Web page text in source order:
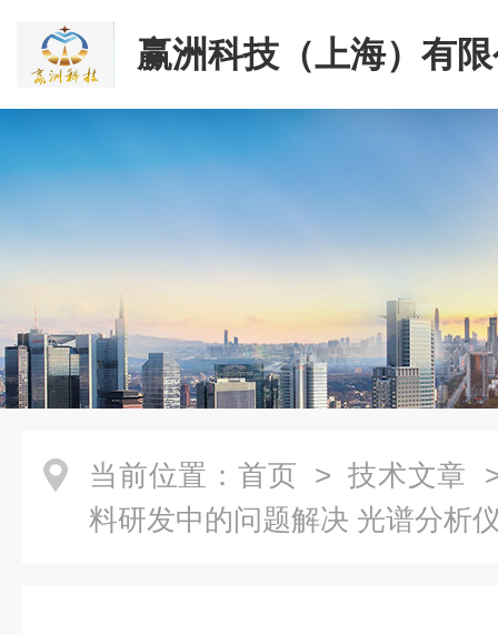
赢洲科技（上海）有
当前位置： 首页 > 技术文章
料研发中的问题